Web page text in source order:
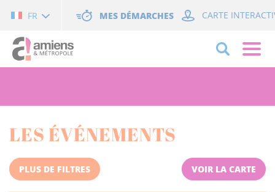
FR MES DÉMARCHES CARTE
LES ÉVÉNEMENTS
PLUS DE FILTRES VOIR LA CARTE